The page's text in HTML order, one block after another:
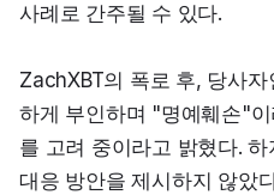
사례로 간주될 수 있다.
ZachXBT의 폭로 후, 당사
하게 부인하며 "명예훼손"
를 고려 중이라고 밝혔다.
대응 방안을 제시하지 않았